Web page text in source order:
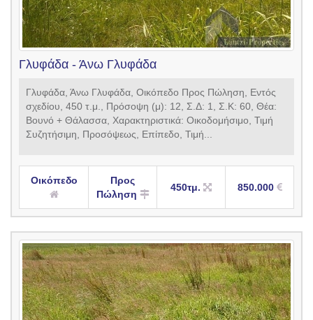
Γλυφάδα - Άνω Γλυφάδα
Γλυφάδα, Άνω Γλυφάδα, Οικόπεδο Προς Πώληση, Εντός
σχεδίου, 450 τ.μ., Πρόσοψη (μ): 12, Σ.Δ: 1, Σ.Κ: 60, Θέα:
Βουνό + Θάλασσα, Χαρακτηριστικά: Οικοδομήσιμο, Τιμή
Συζητήσιμη, Προσόψεως, Επίπεδο, Τιμή...
Οικόπεδο
Προς
Πώληση
450τμ. 850.000